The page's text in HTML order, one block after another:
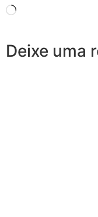
Deixe uma